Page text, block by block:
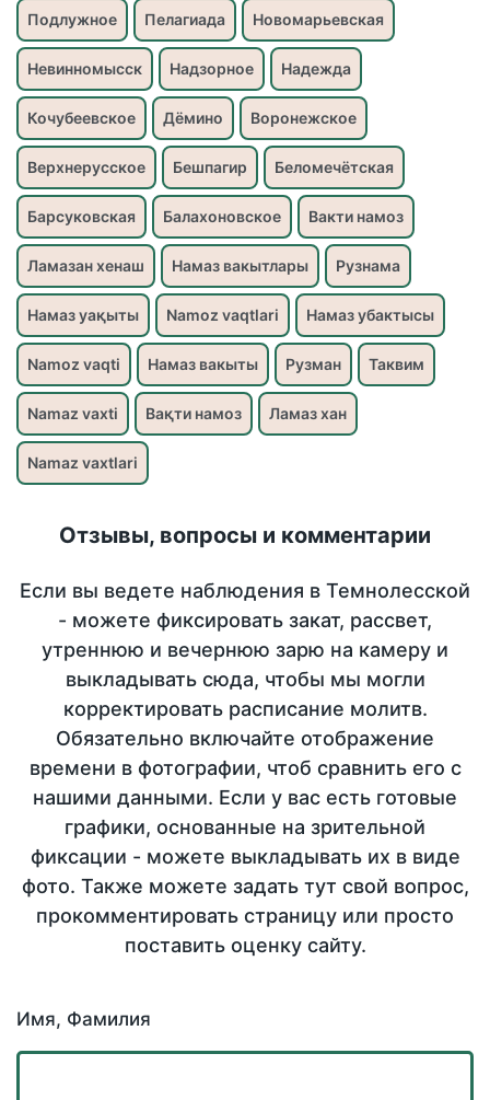
Подлужное Пелагиада Новомарьевская
Невинномысск Надзорное Надежда
Кочубеевское Дёмино Воронежское
Верхнерусское Бешпагир Беломечётская
Барсуковская Балахоновское Вакти намоз
Ламазан хенаш Намаз вакытлары Рузнама
Намаз уақыты Namoz vaqtlari Намаз убактысы
Namoz vaqti Намаз вакыты Рузман Таквим
Namaz vaxti Вақти намоз Ламаз хан
Namaz vaxtlari
Отзывы, вопросы и комментарии
Если вы ведете наблюдения в Темнолесской
- можете фиксировать закат, рассвет,
утреннюю и вечернюю зарю на камеру и
выкладывать сюда, чтобы мы могли
корректировать расписание молитв.
Обязательно включайте отображение
времени в фотографии, чтоб сравнить его с
нашими данными. Если у вас есть готовые
графики, основанные на зрительной
фиксации - можете выкладывать их в виде
фото. Также можете задать тут свой вопрос,
прокомментировать страницу или просто
поставить оценку сайту.
Имя, Фамилия